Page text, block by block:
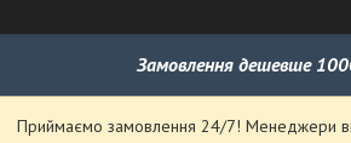
Замовлення дешевше
Приймаємо замовлення 24/7! Менеджери